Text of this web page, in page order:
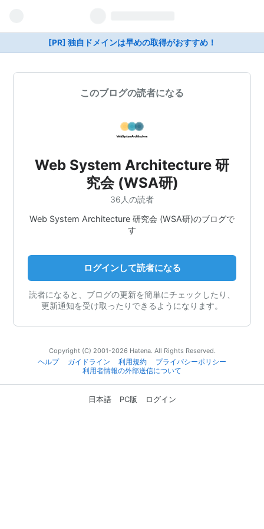
[PR] 独自ドメインは早めの取得がおすすめ！
このブログの読者になる
Web System Architecture 研
究会 (WSA研)
36人の読者
Web System Architecture 研究会 (WSA研)のブログで
す
ログインして読者になる
読者になると、ブログの更新を簡単にチェックしたり、
更新通知を受け取ったりできるようになります。
Copyright (C) 2001-2026 Hatena. All Rights Reserved.
ヘルプ
ガイドライン 利用規約
プライバシーポリシー
利用者情報の外部送信について
日本語 PC版 ログイン